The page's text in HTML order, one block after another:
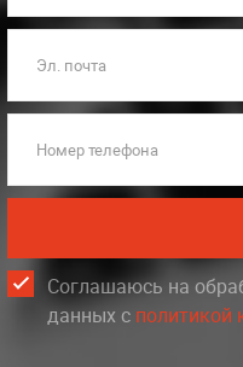
Эл. почта
Номер телефона
Соглашаюсь на
данных c политикой